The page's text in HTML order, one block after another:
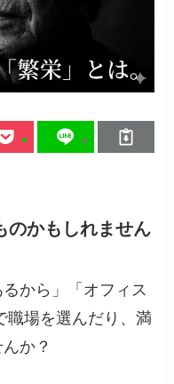
のかもしれません
から」「オフィス
職場を選んだり、満
か？